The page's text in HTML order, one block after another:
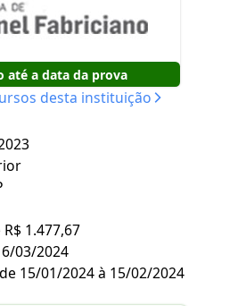
até a data da prova
desta instituição
1.477,67
03/2024
15/01/2024 à 15/02/2024